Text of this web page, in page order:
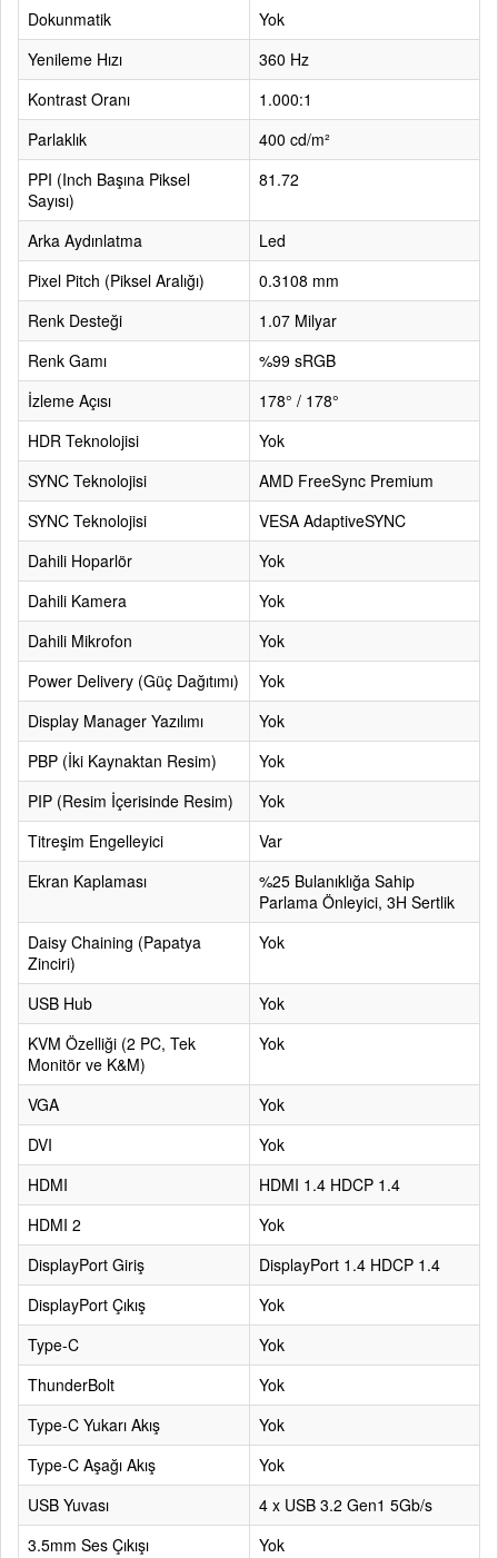
Dokunmatik
Yok
Yenileme Hızı
360 Hz
Kontrast Oranı
1.000:1
Parlaklık
400 cd/m²
PPI (Inch Başına Piksel
Sayısı)
81.72
Arka Aydınlatma
Led
Pixel Pitch (Piksel Aralığı)
0.3108 mm
Renk Desteği
1.07 Milyar
Renk Gamı
%99 sRGB
İzleme Açısı
178° / 178°
HDR Teknolojisi
Yok
SYNC Teknolojisi
AMD FreeSync Premium
SYNC Teknolojisi
VESA AdaptiveSYNC
Dahili Hoparlör
Yok
Dahili Kamera
Yok
Dahili Mikrofon
Yok
Power Delivery (Güç Dağıtımı)
Yok
Display Manager Yazılımı
Yok
PBP (İki Kaynaktan Resim)
Yok
PIP (Resim İçerisinde Resim)
Yok
Titreşim Engelleyici
Var
Ekran Kaplaması
%25 Bulanıklığa Sahip
Parlama Önleyici, 3H Sertlik
Daisy Chaining (Papatya
Zinciri)
Yok
USB Hub
Yok
KVM Özelliği (2 PC, Tek
Monitör ve K&M)
Yok
VGA
Yok
DVI
Yok
HDMI
HDMI 1.4 HDCP 1.4
HDMI 2
Yok
DisplayPort Giriş
DisplayPort 1.4 HDCP 1.4
DisplayPort Çıkış
Yok
Type-C
Yok
ThunderBolt
Yok
Type-C Yukarı Akış
Yok
Type-C Aşağı Akış
Yok
USB Yuvası
4 x USB 3.2 Gen1 5Gb/s
3.5mm Ses Çıkışı
Yok